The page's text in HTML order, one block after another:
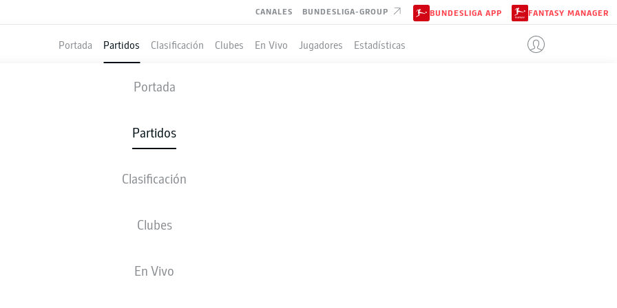
CANALES BUNDESLIGA-GROUP BUNDESLIGA APP FANTASY MANAGER
Portada Partidos Clasificación Clubes En Vivo Jugadores Estadísticas
Portada
Partidos
Clasificación
Clubes
En Vivo
LEVERKUSEN - UNION BERLIN
5 0
ALINEACIONES ESTADÍSTICAS